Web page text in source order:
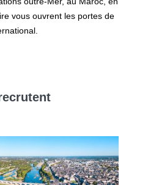
vous ouvrent les portes de